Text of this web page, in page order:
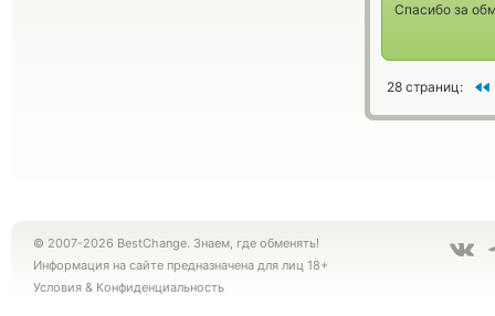
Спасибо за
28 страниц:
© 2007-2026 BestChange. Знаем, где обменять!
Информация на сайте предназначена для лиц 18+
Условия & Конфиденциальность